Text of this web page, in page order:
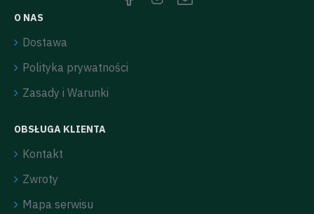
O NAS
Dostawa
Polityka prywatności
Zasady i Warunki
OBSŁUGA KLIENTA
Kontakt
Zwroty
Mapa serwisu